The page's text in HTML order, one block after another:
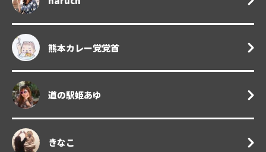
熊本カレー党党首
道の駅姫あゆ
きなこ